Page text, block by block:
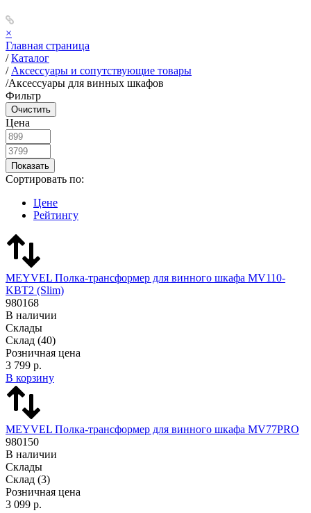
×
Главная страница
/ Каталог
/ Аксессуары и сопутствующие товары
/Аксессуары для винных шкафов
Фильтр
Цена
Сортировать по:
Цене
Рейтингу
MEYVEL Полка-трансформер для винного шкафа MV110-
KBT2 (Slim)
980168
В наличии
Склады
Склад (40)
Розничная цена
3 799 р.
В корзину
MEYVEL Полка-трансформер для винного шкафа MV77PRO
980150
В наличии
Склады
Склад (3)
Розничная цена
3 099 р.